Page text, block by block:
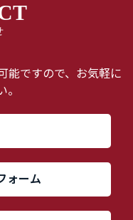
能ですので、お気軽に
ォーム